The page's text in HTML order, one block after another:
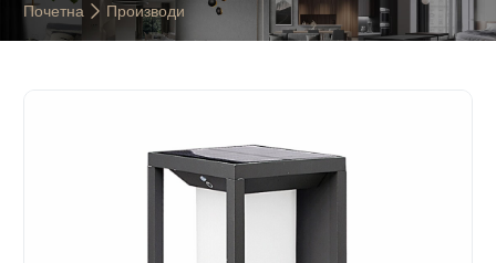
Почетна Производи